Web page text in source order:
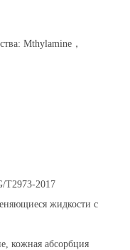
Mthylamine，
T2973-2017
жидкости с
кожная абсорбция